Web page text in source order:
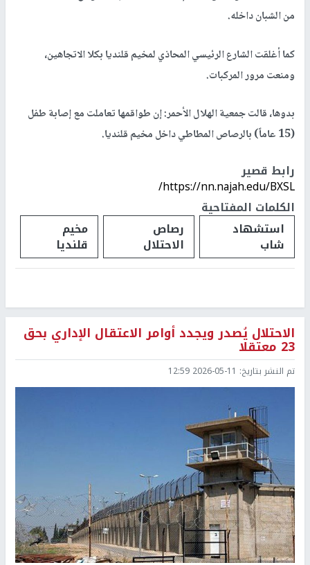
من الشبان داخله.
كما أغلقت الشارع الرئيسي المحاذي لمخيم قلنديا بكلا الاتجاهين،
ومنعت مرور المركبات.
بدوها، قالت جمعية الهلال الأحمر: إن طواقمها تعاملت مع إصابة طفل
(15 عاماً) بالرصاص المطاطي داخل مخيم قلنديا.
رابط قصير
https://nn.najah.edu/BXSL/
الكلمات المفتاحية
استشهاد
شاب
رصاص
الاحتلال
مخيم
قلنديا
الاحتلال يُصدر ويجدد أوامر الاعتقال الإداري بحق
23 معتقلا
تم النشر بتاريخ: 2026-05-11 12:59